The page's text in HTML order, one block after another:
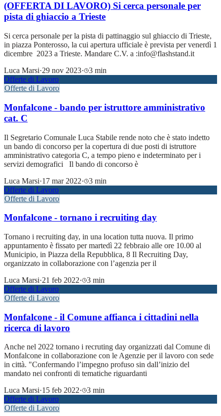
(OFFERTA DI LAVORO) Si cerca personale per
pista di ghiaccio a Trieste
Si cerca personale per la pista di pattinaggio sul ghiaccio di Trieste,
in piazza Ponterosso, la cui apertura ufficiale è prevista per venerdì 1
dicembre 2023 a Trieste. Mandare C.V. a :info@flashstand.it
Luca Marsi·29 nov 2023·
3 min
Offerte di Lavoro
Offerte di Lavoro
Monfalcone - bando per istruttore amministrativo
cat. C
Il Segretario Comunale Luca Stabile rende noto che è stato indetto
un bando di concorso per la copertura di due posti di istruttore
amministrativo categoria C, a tempo pieno e indeterminato per i
servizi demografici Il bando di concorso è
Luca Marsi·17 mar 2022·
3 min
Offerte di Lavoro
Offerte di Lavoro
Monfalcone - tornano i recruiting day
Tornano i recruiting day, in una location tutta nuova. Il primo
appuntamento è fissato per martedì 22 febbraio alle ore 10.00 al
Municipio, in Piazza della Repubblica, 8 Il Recruiting Day,
organizzato in collaborazione con l’agenzia per il
Luca Marsi·21 feb 2022·
3 min
Offerte di Lavoro
Offerte di Lavoro
Monfalcone - il Comune affianca i cittadini nella
ricerca di lavoro
Anche nel 2022 tornano i recruting day organizzati dal Comune di
Monfalcone in collaborazione con le Agenzie per il lavoro con sede
in città. "Confermando l’impegno profuso sin dall’inizio del
mandato nei confronti di tematiche riguardanti
Luca Marsi·15 feb 2022·
3 min
Offerte di Lavoro
Offerte di Lavoro